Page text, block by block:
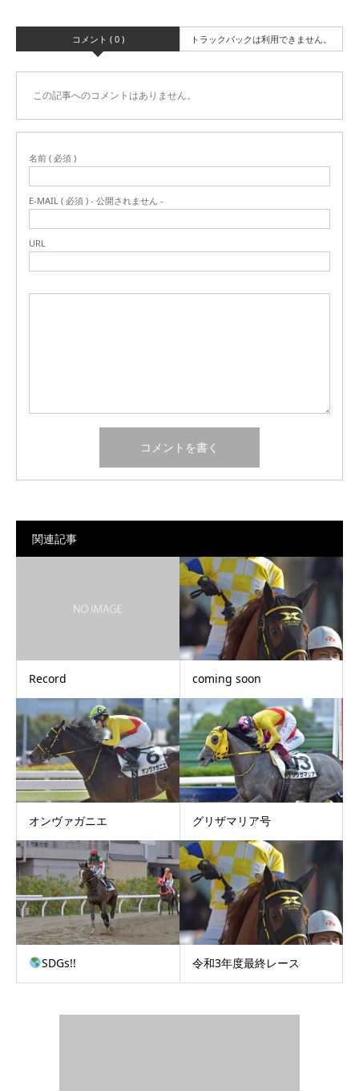
コメント ( 0 ) トラックバックは利用できません。
この記事へのコメントはありません。
名前 ( 必須 )
E-MAIL ( 必須 ) - 公開されません -
URL
関連記事
Record coming soon
オンヴァガニエ グリザマリア号
SDGs!! 令和3年度最終レース